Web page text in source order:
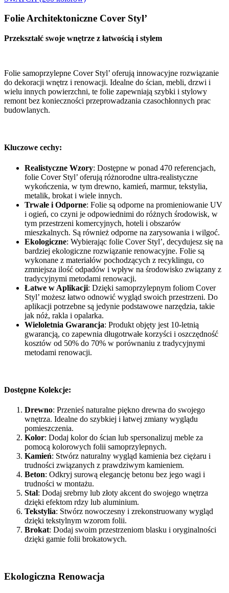
Folie Architektoniczne Cover Styl’
Przekształć swoje wnętrze z łatwością i stylem
Folie samoprzylepne Cover Styl’ oferują innowacyjne rozwiązanie
do dekoracji wnętrz i renowacji. Idealne do ścian, mebli, drzwi i
wielu innych powierzchni, te folie zapewniają szybki i stylowy
remont bez konieczności przeprowadzania czasochłonnych prac
budowlanych.
Kluczowe cechy:
Realistyczne Wzory: Dostępne w ponad 470 referencjach,
folie Cover Styl’ oferują różnorodne ultra-realistyczne
wykończenia, w tym drewno, kamień, marmur, tekstylia,
metalik, brokat i wiele innych.
Trwałe i Odporne: Folie są odporne na promieniowanie UV
i ogień, co czyni je odpowiednimi do różnych środowisk, w
tym przestrzeni komercyjnych, hoteli i obszarów
mieszkalnych. Są również odporne na zarysowania i wilgoć.
Ekologiczne: Wybierając folie Cover Styl’, decydujesz się na
bardziej ekologiczne rozwiązanie renowacyjne. Folie są
wykonane z materiałów pochodzących z recyklingu, co
zmniejsza ilość odpadów i wpływ na środowisko związany z
tradycyjnymi metodami renowacji.
Łatwe w Aplikacji: Dzięki samoprzylepnym foliom Cover
Styl’ możesz łatwo odnowić wygląd swoich przestrzeni. Do
aplikacji potrzebne są jedynie podstawowe narzędzia, takie
jak nóż, rakla i opalarka.
Wieloletnia Gwarancja: Produkt objęty jest 10-letnią
gwarancją, co zapewnia długotrwałe korzyści i oszczędność
kosztów od 50% do 70% w porównaniu z tradycyjnymi
metodami renowacji.
Dostępne Kolekcje:
Drewno: Przenieś naturalne piękno drewna do swojego
wnętrza. Idealne do szybkiej i łatwej zmiany wyglądu
pomieszczenia.
Kolor: Dodaj kolor do ścian lub spersonalizuj meble za
pomocą kolorowych folii samoprzylepnych.
Kamień: Stwórz naturalny wygląd kamienia bez ciężaru i
trudności związanych z prawdziwym kamieniem.
Beton: Odkryj surową elegancję betonu bez jego wagi i
trudności w montażu.
Stal: Dodaj srebrny lub złoty akcent do swojego wnętrza
dzięki efektom rdzy lub aluminium.
Tekstylia: Stwórz nowoczesny i zrekonstruowany wygląd
dzięki tekstylnym wzorom folii.
Brokat: Dodaj swoim przestrzeniom blasku i oryginalności
dzięki gamie folii brokatowych.
Ekologiczna Renowacja